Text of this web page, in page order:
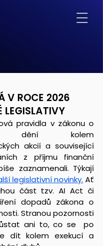
V ROCE 2026
LEGISLATIVY
pravidla v zákonu o
dění kolem
akcií a související
z příjmu finanční
zaznamenali. Týkají
legislativní novinky. Ať
část tzv. AI Act či
dopadů zákona o
Stranou pozornosti
ani to, co se  po
dít kolem exekucí a